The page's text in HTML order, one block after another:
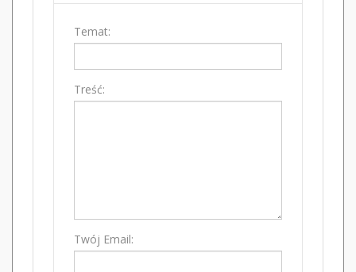
Temat:
Treść:
Twój Email: